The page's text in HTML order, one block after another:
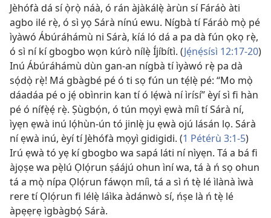
Jèhófà dá sí ọ̀rọ̀ náà, ó rán àjàkálẹ̀ àrùn sí Fáráò àti
agbo ilé rẹ̀, ó sì yọ Sárà nínú ewu. Nígbà tí Fáráò mọ̀ pé
ìyàwó Ábúráhámù ni Sárà, kíá ló dá a pa dà fún ọkọ rẹ̀,
ó sì ní kí gbogbo wọn kúrò nílẹ̀ Íjíbítì. (Jẹ́nẹ́sísì 12:17-20)
Inú Ábúráhámù dùn gan-an nígbà tí ìyàwó rẹ̀ pa dà
sọ́dọ̀ rẹ̀! Má gbàgbé pé ó ti sọ fún un tẹ́lẹ̀ pé: “Mo mọ̀
dáadáa pé o jẹ́ obìnrin kan tí ó lẹ́wà ní ìrísí” èyí sì fi hàn
pé ó nífẹ̀ẹ́ rẹ̀. Ṣùgbọ́n, ó tún mọyì ẹwà míì tí Sárà ní,
ìyẹn ẹwà inú lọ́hùn-ún tó jinlẹ̀ ju ẹwà ojú lásán lọ. Sárà
ní ẹwà inú, èyí tí Jèhófà mọyì gidigidi. (1 Pétérù 3:1-5)
Irú ẹwà tó yẹ kí gbogbo wa sapá láti ní nìyẹn. Tá a bá fi
àjọṣe wa pẹ̀lú Ọlọ́run ṣáájú ohun ìní wa, tá à ń sọ ohun
tá a mọ̀ nípa Ọlọ́run fáwọn míì, tá a sì ń tẹ̀ lé ìlànà ìwà
rere tí Ọlọ́run fi lélẹ̀ láìka àdánwò sí, ńṣe là ń tẹ̀ lé
àpẹẹrẹ ìgbàgbọ́ Sárà.